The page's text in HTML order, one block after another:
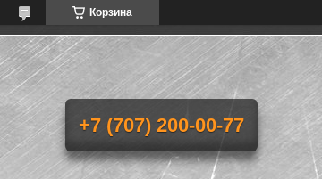
Корзина
+7 (707) 200-00-77